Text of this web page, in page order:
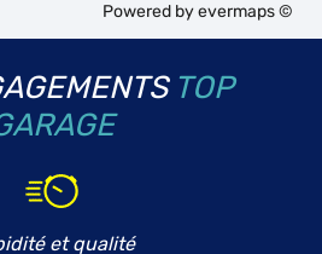
Powered byevermaps ©
TOP
et qualité